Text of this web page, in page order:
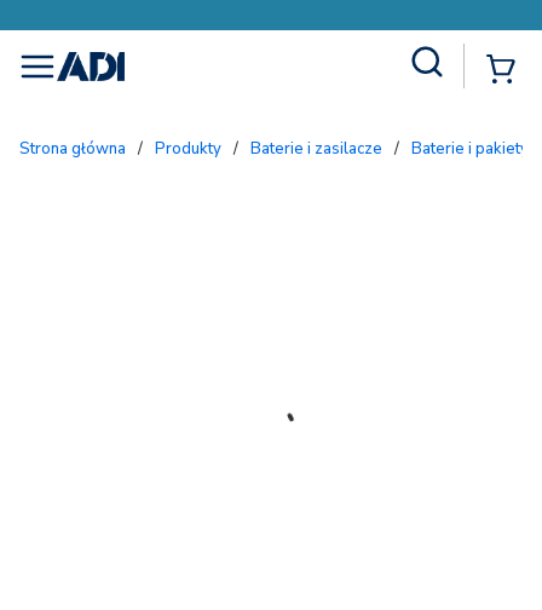
menu
Strona główna / Produkty / Baterie i zasilacze / Baterie i pakiety